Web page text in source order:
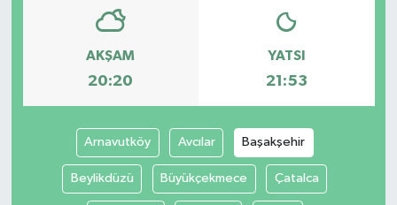
AKŞAM
20:20
YATSI
21:53
Arnavutköy Avcılar Başakşehir
Beylikdüzü Büyükçekmece Çatalca